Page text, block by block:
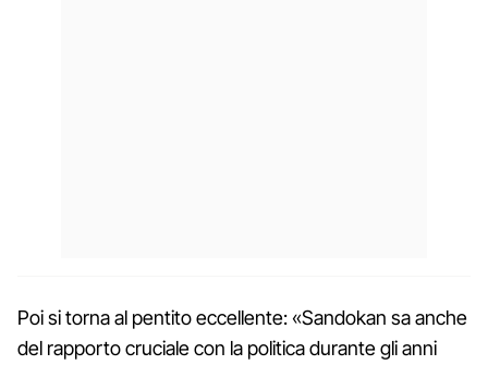
Poi si torna al pentito eccellente: «Sandokan sa anche
del rapporto cruciale con la politica durante gli anni